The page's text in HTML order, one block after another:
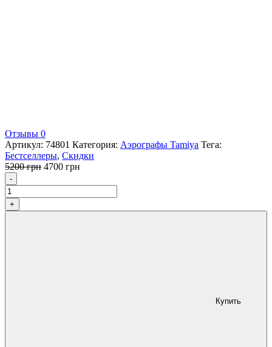
Отзывы 0
Артикул: 74801 Категория: Аэрографы Tamiya Тега:
Бестселлеры, Скидки
5200грн Первоначальная
составляла
5200 грн.
4700 грн
4700 грн.
- Количество
+
Купить